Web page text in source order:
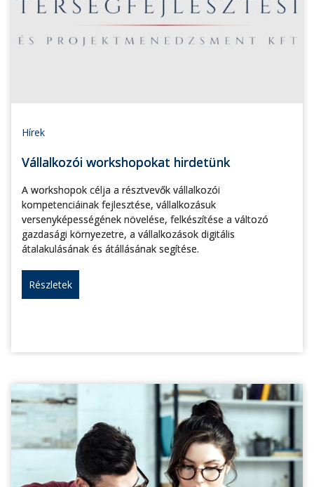
Hírek
Vállalkozói workshopokat hirdetünk
A workshopok célja a résztvevők vállalkozói
kompetenciáinak fejlesztése, vállalkozásuk
versenyképességének növelése, felkészítése a változó
gazdasági környezetre, a vállalkozások digitális
átalakulásának és átállásának segítése.
Részletek